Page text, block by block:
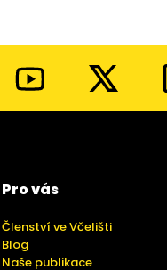
Pro vás
Členství ve Včelišti
Blog
Naše publikace